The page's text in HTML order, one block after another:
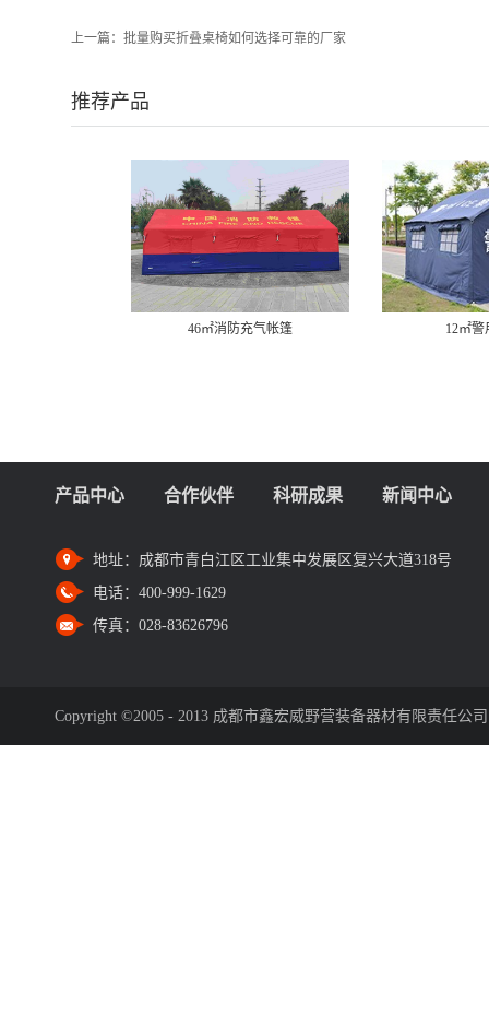
上一篇： 批量购买折叠桌椅如何选择可靠的厂家
推荐产品
46㎡消防充气帐篷 12㎡
产品中心 合作伙伴 科研成果 新闻中心
地址： 成都市青白江区工业集中发展区复兴大道318号
电话： 400-999-1629
传真： 028-83626796
Copyright ©2005 - 2013 成都市鑫宏威野营装备器材有限责任公司